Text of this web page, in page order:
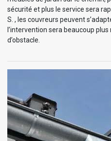
sécurité et plus le service sera
S. , les couvreurs peuvent
l’intervention sera beaucoup
d’obstacle.